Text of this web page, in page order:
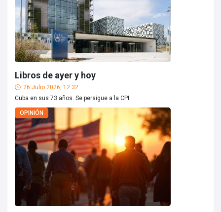
Libros de ayer y hoy
26 Julio 2026, 12:32
Cuba en sus 73 años. Se persigue a la CPI
OPINIÓN